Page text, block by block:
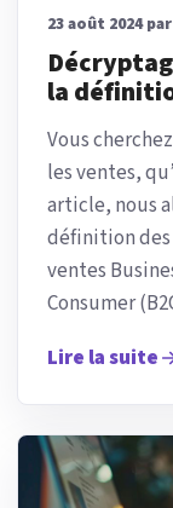
23 août 2024
la
Vous
les ventes,
article, nous
définition des
ventes
Consumer
Lire la suite